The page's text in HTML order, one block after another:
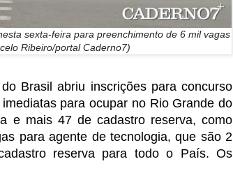
sexta-feira para preenchimento de 6 mil vagas
Ribeiro/portal Caderno7)
Brasil abriu inscrições para concurso
para ocupar no Rio Grande do
e mais 47 de cadastro reserva, como
para agente de tecnologia, que são 2
reserva para todo o País. Os